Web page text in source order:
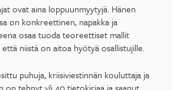
ovat aina loppuunmyytyjä. Hänen
on konkreettinen, napakka ja
osaa tuoda teoreettiset mallit
niistä on aitoa hyötyä osallistujille.
puhuja, kriisiviestinnän kouluttaja ja